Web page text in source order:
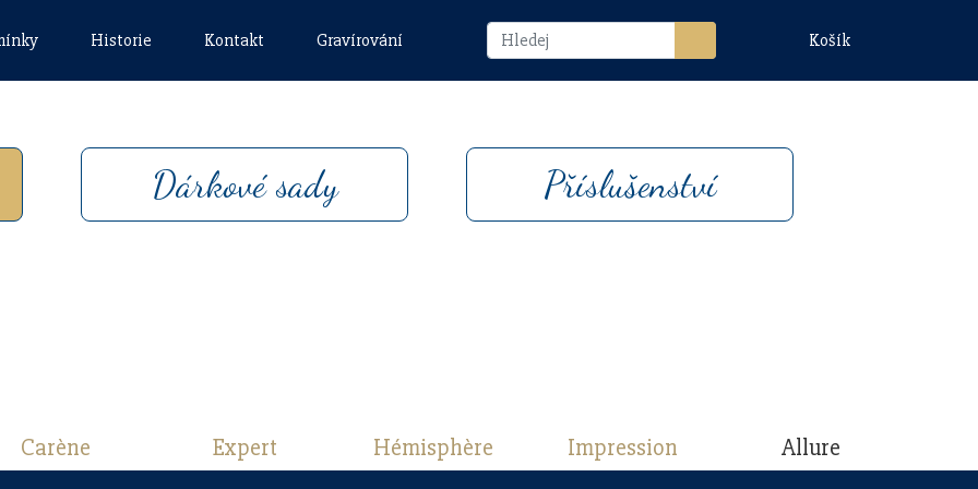
Historie Kontakt Gravírování Košík
Dárkové sady Příslušenství
Carène Expert Hémisphère Impression Allure